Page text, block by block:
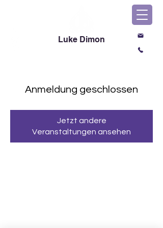
Luke Dimon
Anmeldung geschlossen
Jetzt andere
Veranstaltungen ansehen